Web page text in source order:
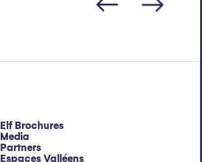
Elf Brochures
Media
Partners
Espaces Valléens